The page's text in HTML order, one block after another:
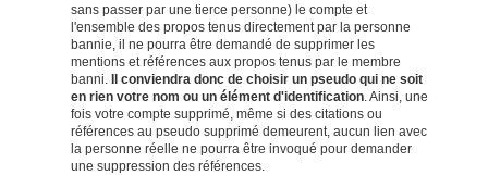
sans passer par une tierce personne) le compte et
l'ensemble des propos tenus directement par la personne
bannie, il ne pourra être demandé de supprimer les
mentions et références aux propos tenus par le membre
banni.
Il conviendra donc de choisir un pseudo qui ne soit
en rien votre nom ou un élément d'identification. Ainsi, une
fois votre compte supprimé, même si des citations ou
références au pseudo supprimé demeurent, aucun lien avec
la personne réelle ne pourra être invoqué pour demander
une suppression des références.